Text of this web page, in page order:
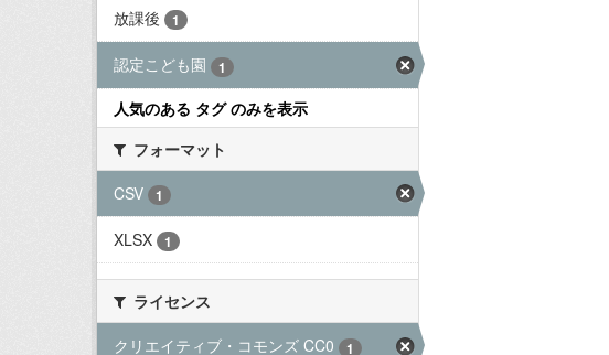
放課後 1
認定こども園 1
人気のある タグ のみを表示
フォーマット
CSV
1
XLSX 1
ライセンス
クリエイティブ・コモンズ CC0
1